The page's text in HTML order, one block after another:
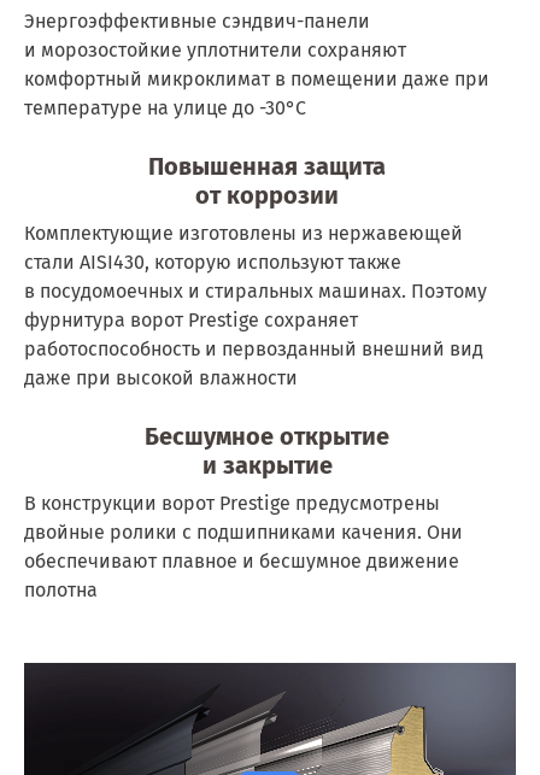
Энергоэффективные сэндвич-панели
и морозостойкие уплотнители сохраняют
комфортный микроклимат в помещении даже при
температуре на улице до -30°С
Повышенная защита
от коррозии
Комплектующие изготовлены из нержавеющей
стали AISI430, которую используют также
в посудомоечных и стиральных машинах. Поэтому
фурнитура ворот Prestige сохраняет
работоспособность и первозданный внешний вид
даже при высокой влажности
Бесшумное открытие
и закрытие
В конструкции ворот Prestige предусмотрены
двойные ролики с подшипниками качения. Они
обеспечивают плавное и бесшумное движение
полотна